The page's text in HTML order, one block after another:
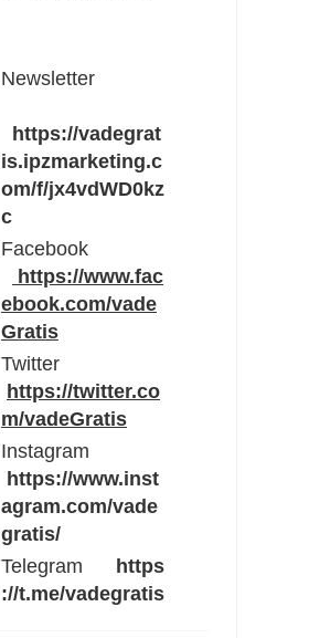
Newsletter
https://vadegrat
is.ipzmarketing.c
om/f/jx4vdWD0kz
c
Facebook
https://www.fac
ebook.com/vade
Gratis
Twitter
https://twitter.co
m/vadeGratis
Instagram
https://www.inst
agram.com/vade
gratis/
Telegram
https
://t.me/vadegratis